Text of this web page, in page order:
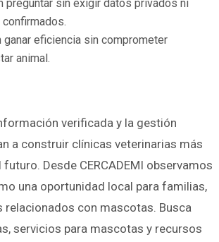
preguntar sin exigir datos privados ni
ganar eficiencia sin comprometer
animal.
verificada y la gestión
a construir clínicas veterinarias más
Desde CERCADEMI observamos
una oportunidad local para familias,
relacionados con mascotas. Busca
servicios para mascotas y recursos